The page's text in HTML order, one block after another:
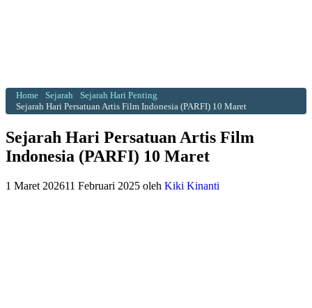
Home Sejarah
Sejarah Hari Penting
Sejarah Hari Persatuan Artis Film Indonesia (PARFI) 10 Maret
Sejarah Hari Persatuan Artis Film
Indonesia (PARFI) 10 Maret
1 Maret 202611 Februari 2025 oleh Kiki Kinanti